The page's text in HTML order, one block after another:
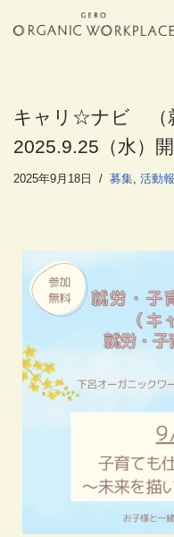
ン
ツ
へ
キ
キャリ☆ナビ （
2025.9.25（水）
2025年9月18日 募集 活動